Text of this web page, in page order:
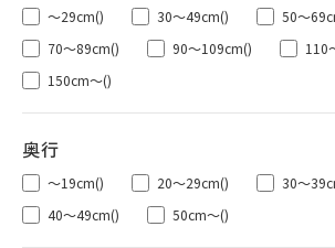
～29cm() 30～49cm() 50～
70～89cm() 90～109cm() 110
150cm～()
～19cm() 20～29cm() 30～
40～49cm() 50cm～()